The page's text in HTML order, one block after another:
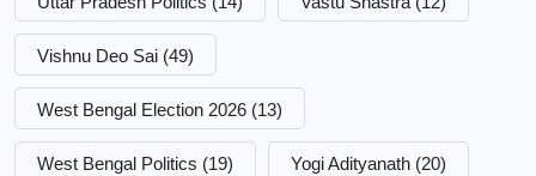
Vishnu Deo Sai (49)
West Bengal Election 2026 (13)
West Bengal Politics (19) Yogi Adityanath (20)